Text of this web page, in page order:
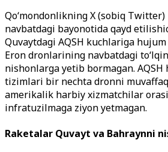
Qo‘mondonlikning X (sobiq
navbatdagi bayonotida qayd
Quvaytdagi AQSH kuchlariga
Eron dronlarining navbatdagi
nishonlarga yetib bormagan. AQSH
tizimlari bir nechta dronni
amerikalik harbiy xizmatchilar
infratuzilmaga ziyon yetmagan.
Raketalar Quvayt va Bahraynni